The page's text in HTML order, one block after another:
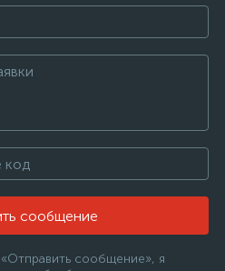
сообщение
сообщение», я